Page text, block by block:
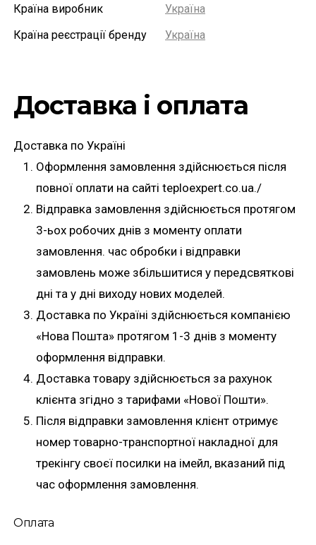
Країна виробник
Україна
Країна реєстрації бренду
Україна
Доставка і оплата
Доставка по Україні
Оформлення замовлення здійснюється після
повної оплати на сайті teploexpert.co.ua./
Відправка замовлення здійснюється протягом
3-ьох робочих днів з моменту оплати
замовлення. час обробки і відправки
замовлень може збільшитися у передсвяткові
дні та у дні виходу нових моделей.
Доставка по Україні здійснюється компанією
«Нова Пошта» протягом 1-3 днів з моменту
оформлення відправки.
Доставка товару здійснюється за рахунок
клієнта згідно з тарифами «Нової Пошти».
Після відправки замовлення клієнт отримує
номер товарно-транспортної накладної для
трекінгу своєї посилки на імейл, вказаний під
час оформлення замовлення.
Оплата